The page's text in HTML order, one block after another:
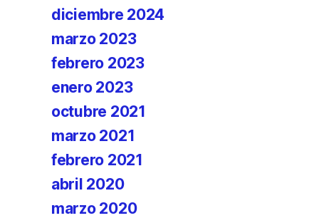
diciembre 2024
marzo 2023
febrero 2023
enero 2023
octubre 2021
marzo 2021
febrero 2021
abril 2020
marzo 2020